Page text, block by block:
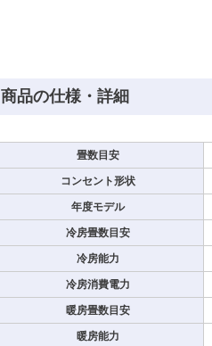
商品の仕様・詳細
畳数目安
コンセント形状
年度モデル
冷房畳数目安
冷房能力
冷房消費電力
暖房畳数目安
暖房能力